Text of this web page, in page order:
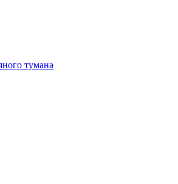
тумана